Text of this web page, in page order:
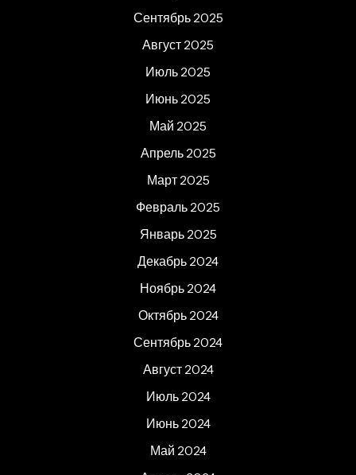
Сентябрь 2025
Август 2025
Июль 2025
Июнь 2025
Май 2025
Апрель 2025
Март 2025
Февраль 2025
Январь 2025
Декабрь 2024
Ноябрь 2024
Октябрь 2024
Сентябрь 2024
Август 2024
Июль 2024
Июнь 2024
Май 2024